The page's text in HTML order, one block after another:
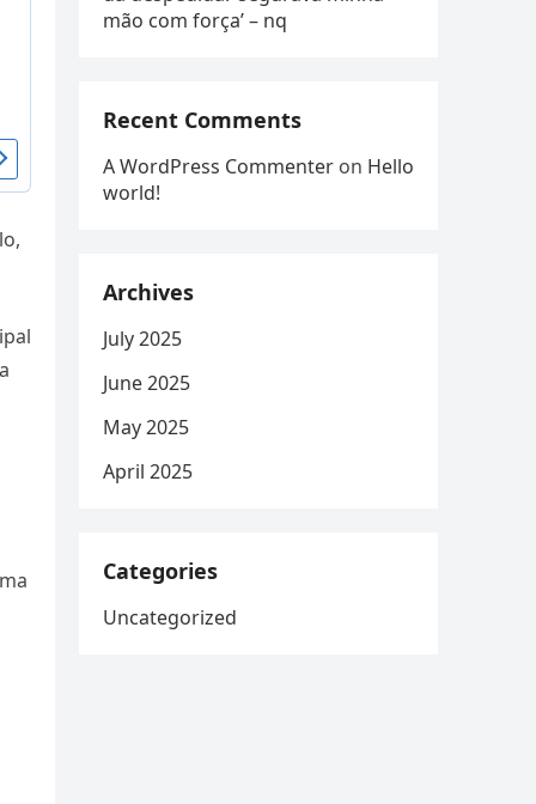
mão com força’ – nq
Recent Comments
A WordPress Commenter on Hello
world!
Archives
July 2025
June 2025
May 2025
April 2025
Categories
Uncategorized